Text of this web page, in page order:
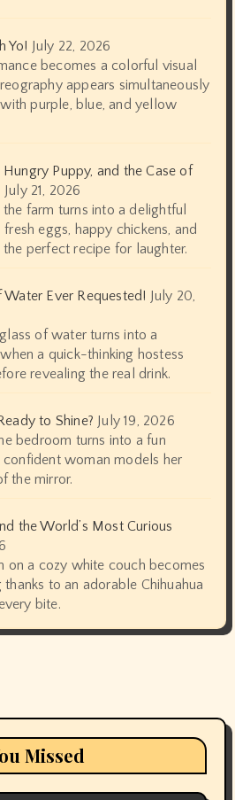
Yo! July 22, 2026
becomes a colorful visual
appears simultaneously
purple, blue, and yellow
Puppy, and the Case of
July 21, 2026
farm turns into a delightful
eggs, happy chickens, and
perfect recipe for laughter.
Ever Requested! July 20,
of water turns into a
a quick-thinking hostess
revealing the real drink.
to Shine? July 19, 2026
bedroom turns into a fun
confident woman models her
the mirror.
the World’s Most Curious
on a cozy white couch becomes
to an adorable Chihuahua
bite.
Missed